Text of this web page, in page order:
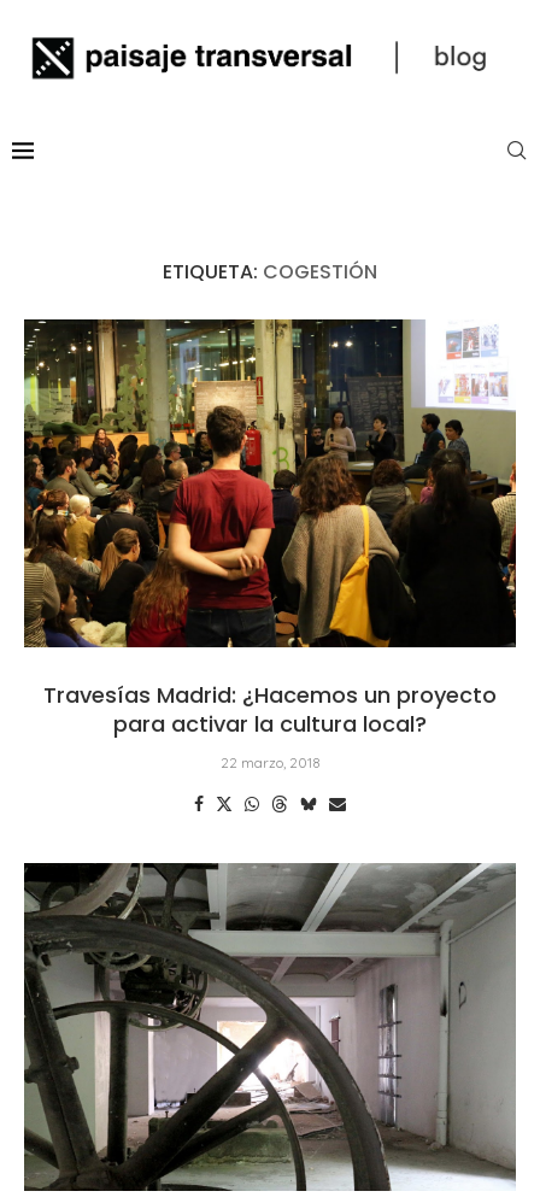
ETIQUETA: COGESTIÓN
Travesías Madrid: ¿Hacemos un proyecto
para activar la cultura local?
22 marzo, 2018